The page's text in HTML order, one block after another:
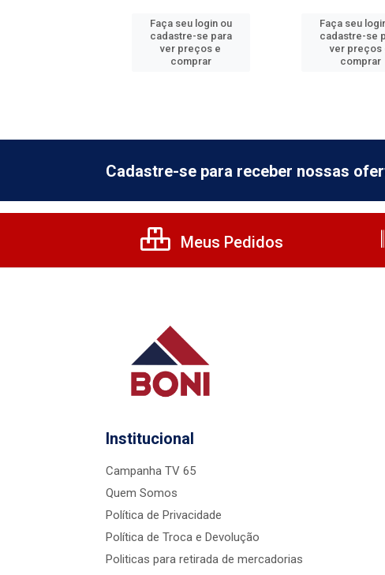
Faça seu login ou
cadastre-se para
ver preços e
comprar
Faça seu
cadastre-se
ver preços
comprar
Cadastre-se para receber nossas
Meus Pedidos
Institucional
Campanha TV 65
Quem Somos
Política de Privacidade
Política de Troca e Devolução
Politicas para retirada de mercadorias